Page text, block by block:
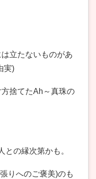
立たないものがあ
実)
捨てたAh～真珠の
との縁次第かも。
りへのご褒美)のも